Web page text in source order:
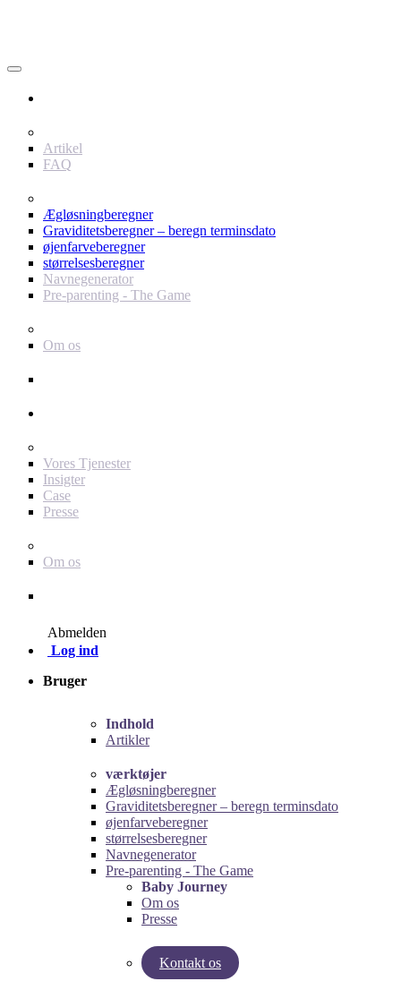
Artikel
FAQ
Ægløsningberegner
Graviditetsberegner – beregn terminsdato
øjenfarveberegner
størrelsesberegner
Navnegenerator
Pre-parenting - The Game
Om os
Vores Tjenester
Insigter
Case
Presse
Om os
Abmelden
Log ind
Bruger
Indhold
Artikler
værktøjer
Ægløsningberegner
Graviditetsberegner – beregn terminsdato
øjenfarveberegner
størrelsesberegner
Navnegenerator
Pre-parenting - The Game
Baby Journey
Om os
Presse
Kontakt os
Test vores graviditetsberegner!